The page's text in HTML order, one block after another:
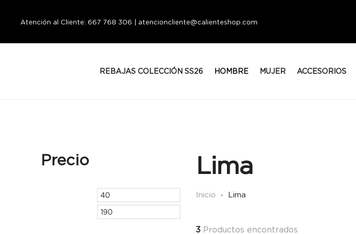
Atención al Cliente: 667 768 306 | atencioncliente@calienteshop.com
REBAJAS COLECCIÓN SS26 HOMBRE MUJER ACCESORIOS
Lima
Inicio Lima
3 Productos encontrados
Precio
Precio
mínimo
Precio